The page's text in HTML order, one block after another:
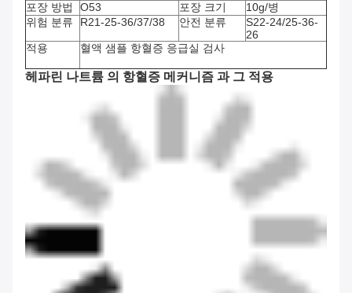
포장 방법 O53 포장 크기
10g/병
위험 분류
R21-25-36/37/38 안전 분류
S22-24/25-36-
26
적용
혈액 샘플 항혈증 응급실 검사
헤파린 나트륨 의 항혈증 메커니즘 과 그 적용